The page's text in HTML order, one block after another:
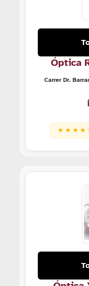
Óptica
Carrer Dr.
★ ★ ★ ★